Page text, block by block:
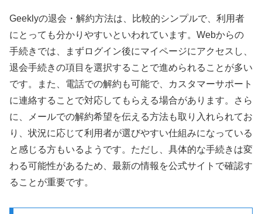
Geeklyの退会・解約方法は、比較的シンプルで、利用者
にとっても分かりやすいといわれています。Webからの
手続きでは、まずログイン後にマイページにアクセスし、
退会手続きの項目を選択することで進められることが多い
です。また、電話での解約も可能で、カスタマーサポート
に連絡することで対応してもらえる場合があります。さら
に、メールでの解約希望を伝える方法も取り入れられてお
り、状況に応じて利用者が選びやすい仕組みになっている
と感じる方もいるようです。ただし、具体的な手続きは変
わる可能性があるため、最新の情報を公式サイトで確認す
ることが重要です。